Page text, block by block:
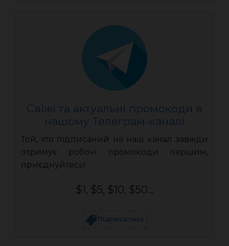
Свіжі та актуальні промокоди в
нашому Телеграм-каналі
Той, хто підписаний на наш канал завжди
отримує робочі промокоди першим,
приєднуйтесь!
$1, $5, $10, $50...
Підписатись